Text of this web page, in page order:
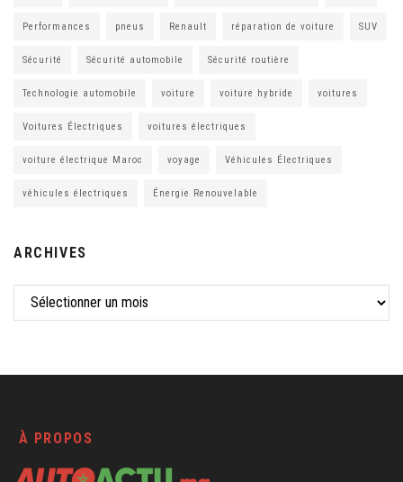
Performances pneus Renault réparation de voiture SUV
Sécurité Sécurité automobile Sécurité routière
Technologie automobile voiture voiture hybride voitures
Voitures Électriques voitures électriques
voiture électrique Maroc voyage Véhicules Électriques
véhicules électriques Énergie Renouvelable
ARCHIVES
À PROPOS